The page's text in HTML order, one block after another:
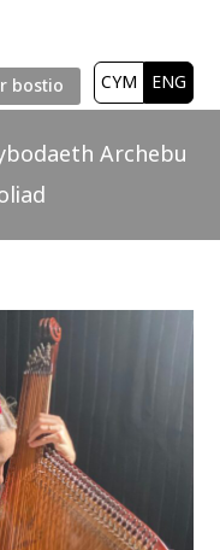
ENG
CYM
bostio
Archebu